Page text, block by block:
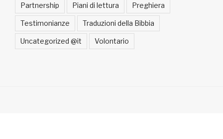
Partnership Piani di lettura Preghiera
Testimonianze Traduzioni della Bibbia
Uncategorized @it Volontario